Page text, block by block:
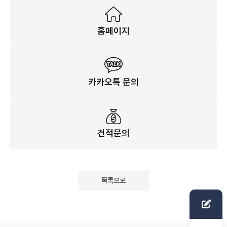
홈페이지
카카오톡 문의
견적문의
목록으로